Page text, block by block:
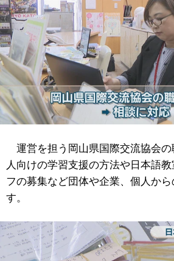
運営を担う岡山県国際交流協会の
人向けの学習支援の方法や日本語
フの募集など団体や企業、個人から
す。